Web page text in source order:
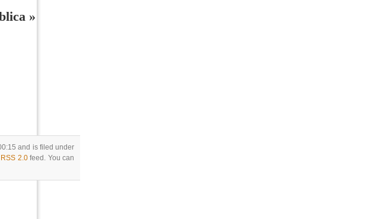
»
and is filed under
RSS 2.0feed. You can